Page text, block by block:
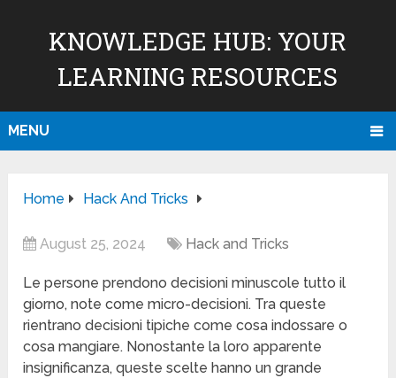
KNOWLEDGE HUB: YOUR
LEARNING RESOURCES
MENU
Home Hack And Tricks
August 25, 2024 Hack and Tricks
Le persone prendono decisioni minuscole tutto il
giorno, note come micro-decisioni. Tra queste
rientrano decisioni tipiche come cosa indossare o
cosa mangiare. Nonostante la loro apparente
insignificanza, queste scelte hanno un grande